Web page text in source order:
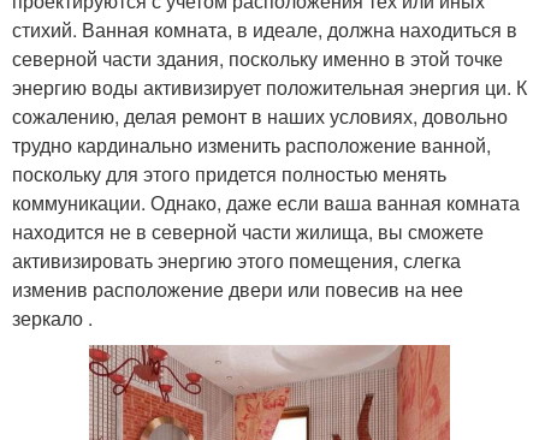
стихий. Ванная комната, в идеале, должна находиться в
северной части здания, поскольку именно в этой точке
энергию воды активизирует положительная энергия ци. К
сожалению, делая ремонт в наших условиях, довольно
трудно кардинально изменить расположение ванной,
поскольку для этого придется полностью менять
коммуникации. Однако, даже если ваша ванная комната
находится не в северной части жилища, вы сможете
активизировать энергию этого помещения, слегка
изменив расположение двери или повесив на нее
зеркало .